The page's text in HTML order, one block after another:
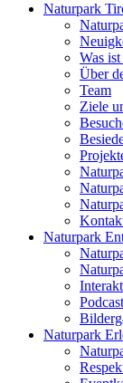
Naturpark
Was
Über
Team
Ziele
Naturpark
Podcast
Naturpark